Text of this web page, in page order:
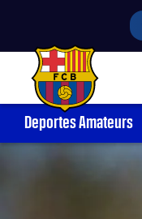
FC Barcelona club badge
Deportes Amateurs